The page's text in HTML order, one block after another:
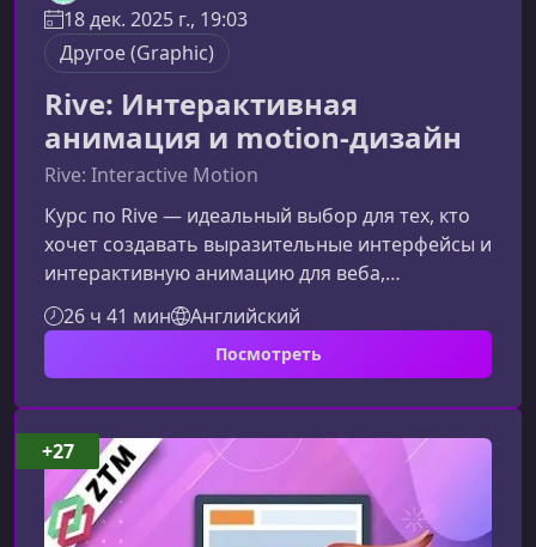
18 дек. 2025 г., 19:03
Другое (Graphic)
Rive: Интерактивная
анимация и motion-дизайн
Rive: Interactive Motion
Курс по Rive — идеальный выбор для тех, кто
хочет создавать выразительные интерфейсы и
интерактивную анимацию для веба,
мобильных приложений и игр. Эта статья
поможет вам глубже понять, чему вы
научитесь на программе и какие навыки
курс по RiveПрограмма разработана для
дизайнеров, разработчиков и творческих
специалистов, которые хотят работать с
современными анимационными
инструментами. Вы изучите рабо
26 ч 41 мин Английский
Посмотреть
+27